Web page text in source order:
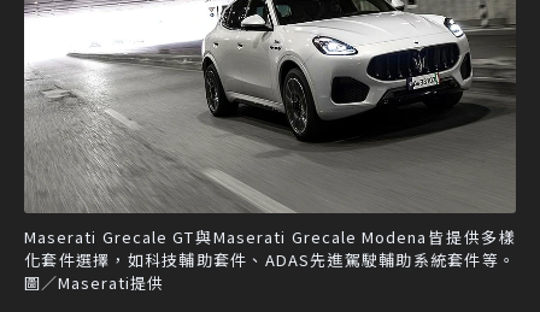
Maserati Grecale GT與Maserati Grecale Modena皆提供多樣
化套件選擇，如科技輔助套件、ADAS先進駕駛輔助系統套件等。
圖／Maserati提供